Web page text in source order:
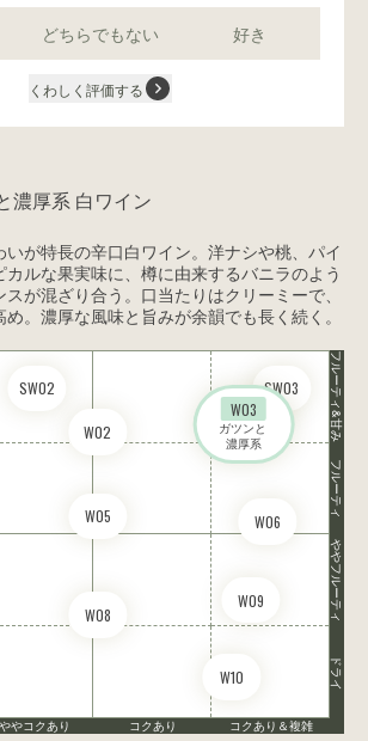
どちらでもない 好き
くわしく評価する
濃厚系 白ワイン
いが特長の辛口白ワイン。洋ナシや桃、パイ
ルな果実味に、樽に由来するバニラのよう
が混ざり合う。口当たりはクリーミーで、
。濃厚な風味と旨みが余韻でも長く続く。
SW02 SW03
W02
W03
ガツンと
濃厚系
W05 W06
W08
W09
W10
フルーティ&甘み
フルーティ
ややフルーティ
ドライ
ややコクあり コクあり コクあり＆複雑